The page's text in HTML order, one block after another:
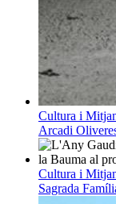
Cultura i
Arcadi
Cultura i
Sagrada